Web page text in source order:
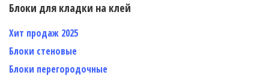
Блоки для кладки на клей
Хит продаж 2025
Блоки стеновые
Блоки перегородочные